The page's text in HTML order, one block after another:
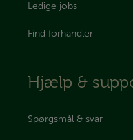
Ledige jobs
Find forhandler
Hjælp &
Spørgsmål & svar